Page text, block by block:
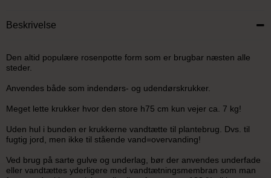
Beskrivelse
Den altid populære rosenpotte form som er brugbar næsten alle
steder.
Anvendes både som indendørs- og udendørskrukker.
Meget lette krukker hvor den store h75 cm kun vejer ca. 7 kg!
Uden hul i bunden er krukkerne vandtætte til plantebrug. Dvs. til
fugtig jord, men ikke til stående vand=overvanding!
Ved brug på sarte gulve og underlag, bør der anvendes underfade
eller vandtættes yderligere med vandtætningsmembran som man